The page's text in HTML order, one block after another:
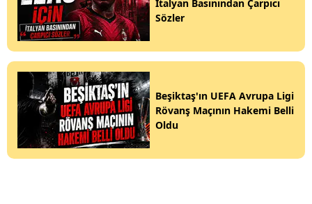
İtalyan Basınından Çarpıcı
Sözler
Beşiktaş'ın UEFA Avrupa Ligi
Rövanş Maçının Hakemi Belli
Oldu